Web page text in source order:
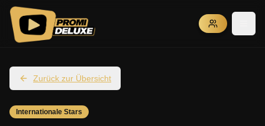
Zurück zur Übersicht
Internationale Stars